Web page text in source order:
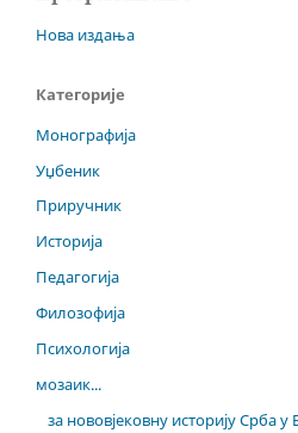
Нова издања
Категорије
Монографија
Уџбеник
Приручник
Историја
Педагогија
Филозофија
Психологија
мозаик...
за нововјековну историју Срба